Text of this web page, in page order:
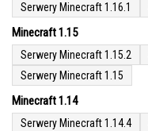
Serwery Minecraft 1.16.1
Minecraft 1.15
Serwery Minecraft 1.15.2
Serwery Minecraft 1.15
Minecraft 1.14
Serwery Minecraft 1.14.4